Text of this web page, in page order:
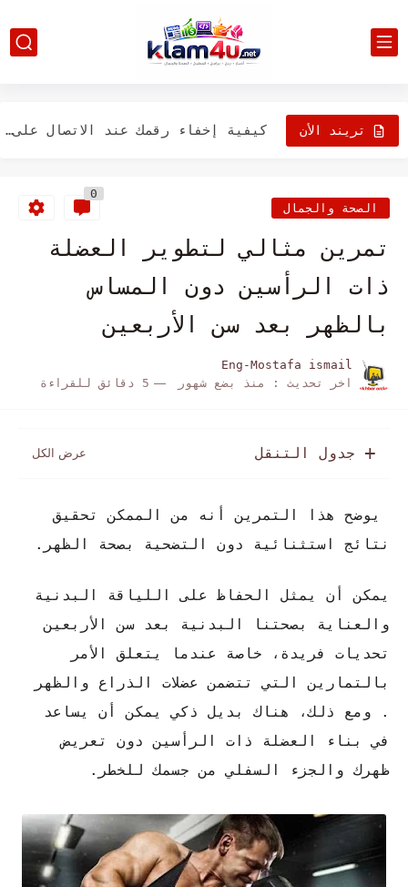
تريند الأن
تعرف على حل مشكلة استمرار الآيفون في إعادة التشغيل من...
كيفية إخفاء رقمك عند الاتصال على آيفون
الصحة والجمال
0
تمرين مثالي لتطوير العضلة
ذات الرأسين دون المساس
بالظهر بعد سن الأربعين
Eng-Mostafa ismail
اخر تحديث :
منذ بضع شهور 5 دقائق للقراءة
جدول التنقل
يوضح هذا التمرين أنه من الممكن تحقيق
نتائج استثنائية دون التضحية بصحة الظهر.
يمكن أن يمثل الحفاظ على اللياقة البدنية
والعناية بصحتنا البدنية بعد سن الأربعين
تحديات فريدة، خاصة عندما يتعلق الأمر
بالتمارين التي تتضمن عضلات الذراع والظهر
. ومع ذلك، هناك بديل ذكي يمكن أن يساعد
في بناء العضلة ذات الرأسين دون تعريض
ظهرك والجزء السفلي من جسمك للخطر.